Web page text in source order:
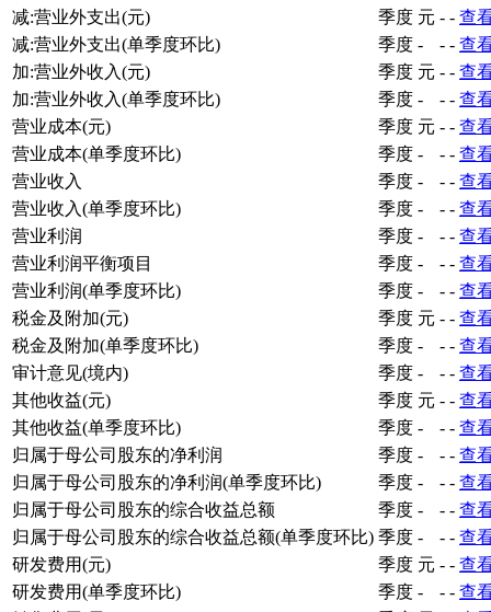
减:营业外支出(元)
季度 元 - - 查
减:营业外支出(单季度环比)
季度 - - - 查
加:营业外收入(元)
季度 元 - - 查
加:营业外收入(单季度环比)
季度 - - - 查
营业成本(元)
季度 元 - - 查
营业成本(单季度环比)
季度 - - - 查
营业收入
季度 - - - 查
营业收入(单季度环比)
季度 - - - 查
营业利润
季度 - - - 查
营业利润平衡项目
季度 - - - 查
营业利润(单季度环比)
季度 - - - 查
税金及附加(元)
季度 元 - - 查
税金及附加(单季度环比)
季度 - - - 查
审计意见(境内)
季度 - - - 查
其他收益(元)
季度 元 - - 查
其他收益(单季度环比)
季度 - - - 查
归属于母公司股东的净利润
季度 - - - 查
归属于母公司股东的净利润(单季度环比)
季度 - - - 查
归属于母公司股东的综合收益总额
季度 - - - 查
归属于母公司股东的综合收益总额(单季度环比) 季度 - - - 查
研发费用(元)
季度 元 - - 查
研发费用(单季度环比)
季度 - - - 查